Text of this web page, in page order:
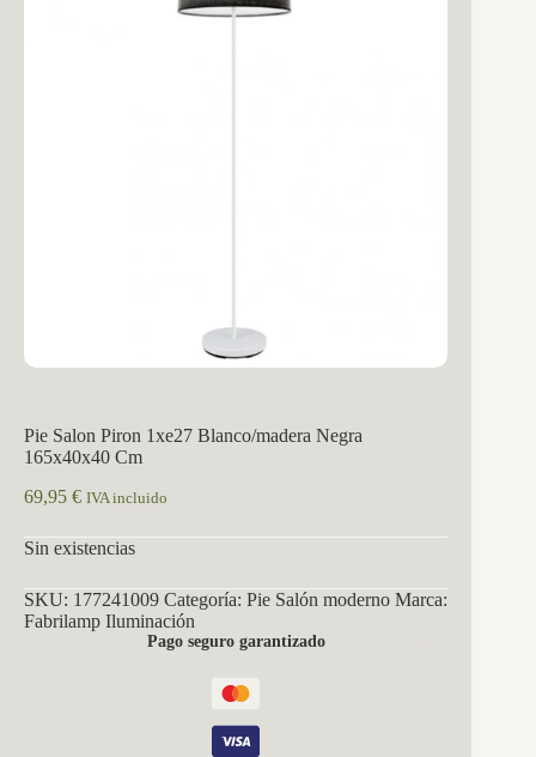
Pie Salon Piron 1xe27 Blanco/madera Negra
165x40x40 Cm
69,95 € IVA incluido
Sin existencias
SKU: 177241009 Categoría: Pie Salón moderno Marca:
Fabrilamp Iluminación
Pago seguro garantizado